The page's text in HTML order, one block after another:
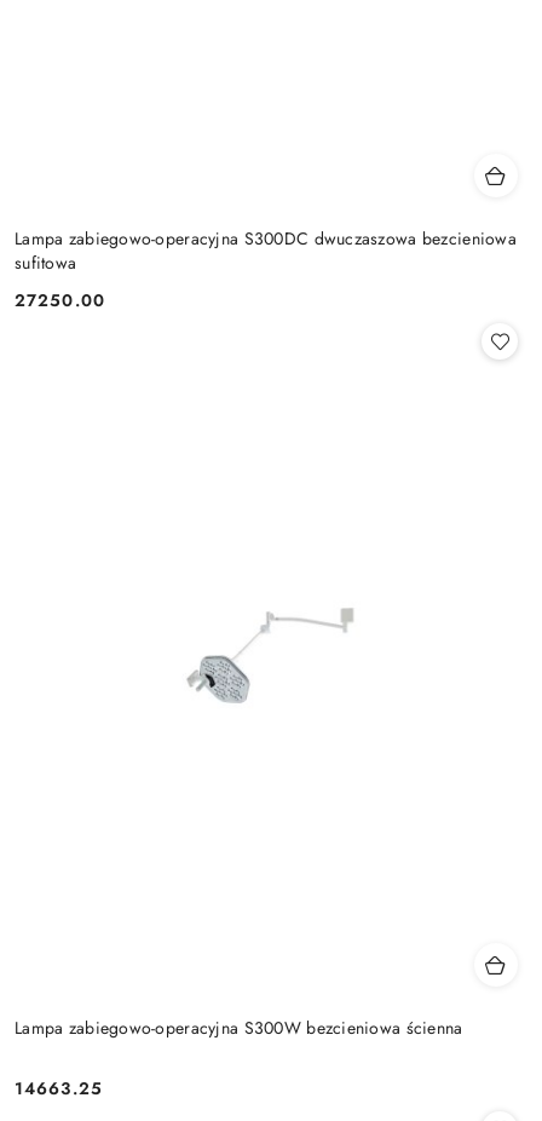
Lampa zabiegowo-operacyjna S300DC dwuczaszowa bezcieniowa
sufitowa
Cena:
27250.00
Lampa zabiegowo-operacyjna S300W bezcieniowa ścienna
Cena:
14663.25